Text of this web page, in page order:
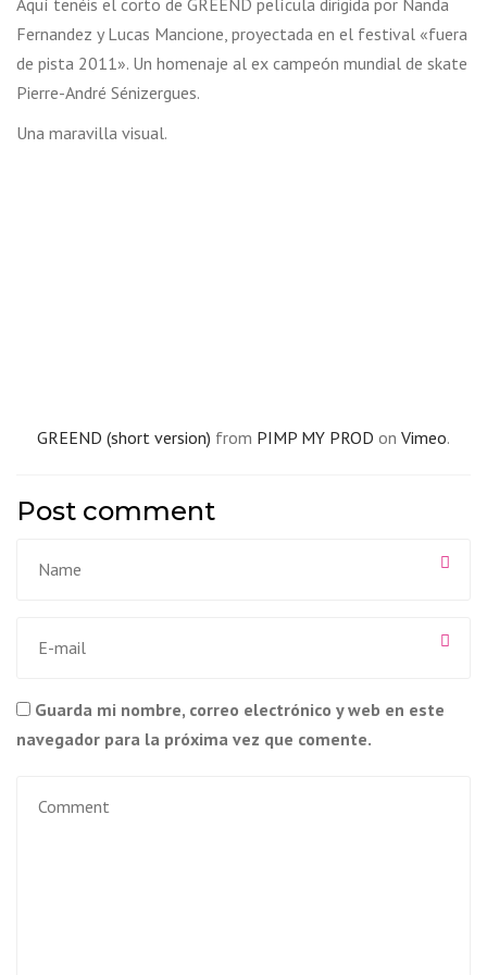
Aquí tenéis el corto de GREEND película dirigida por Nanda
Fernandez y Lucas Mancione, proyectada en el festival «fuera
de pista 2011». Un homenaje al ex campeón mundial de skate
Pierre-André Sénizergues.
Una maravilla visual.
GREEND (short version) from PIMP MY PROD on Vimeo.
Post comment
Guarda mi nombre, correo electrónico y web en este
navegador para la próxima vez que comente.